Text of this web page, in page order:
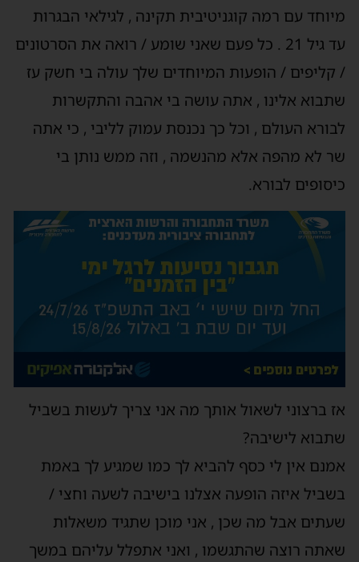
מיוחד עם רמה קוגניטיבית תקינה , לגילאי הבגרות
עד גיל 21 . כל פעם שאני שומע / רואה את הסרטונים
/ קליפים / הופעות המיוחדים שלך עולה בי חשק עז
שתבוא אלינו , אתה עושה בי אהבה והתקשרות
לבורא העולם , וכל כך נכנסת עמוק לליבי , כי אתה
שר לא מהפה אלא מהנשמה , וזה ממש נותן בי
כיסופים לבורא.
אז ברצוני לשאול אותך מה אני צריך לעשות בשביל
שתבוא לישיבה?
אמנם אין לי כסף להביא לך כמו שמגיע לך באמת
בשביל איזה הופעה אצלנו בישיבה לשעה וחצי /
שעתים אבל מה שכן , אני מוכן שתגיד משאלות
שאתה רוצה שהתגשמו , ואני אתפלל עליהם במשך